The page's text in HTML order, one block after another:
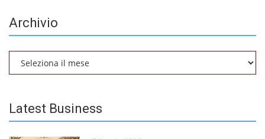
Archivio
Latest Business